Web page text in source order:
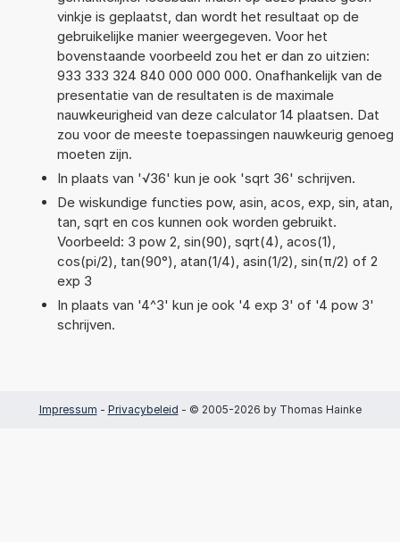
vinkje is geplaatst, dan wordt het resultaat op de
gebruikelijke manier weergegeven. Voor het
bovenstaande voorbeeld zou het er dan zo uitzien:
933 333 324 840 000 000 000. Onafhankelijk van de
presentatie van de resultaten is de maximale
nauwkeurigheid van deze calculator 14 plaatsen. Dat
zou voor de meeste toepassingen nauwkeurig genoeg
moeten zijn.
In plaats van '√36' kun je ook 'sqrt 36' schrijven.
De wiskundige functies pow, asin, acos, exp, sin, atan,
tan, sqrt en cos kunnen ook worden gebruikt.
Voorbeeld: 3 pow 2, sin(90), sqrt(4), acos(1),
cos(pi/2), tan(90°), atan(1/4), asin(1/2), sin(π/2) of 2
exp 3
In plaats van '4^3' kun je ook '4 exp 3' of '4 pow 3'
schrijven.
Impressum - Privacybeleid - © 2005-2026 by Thomas Hainke